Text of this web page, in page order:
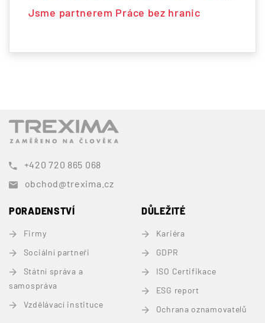
Jsme partnerem Práce bez hranic
+420 720 865 068
obchod@trexima.cz
PORADENSTVÍ
Firmy
Sociální partneři
Státní správa a
samospráva
Vzdělávací instituce
DŮLEŽITÉ
Kariéra
GDPR
ISO Certifikace
ESG report
Ochrana oznamovatelů